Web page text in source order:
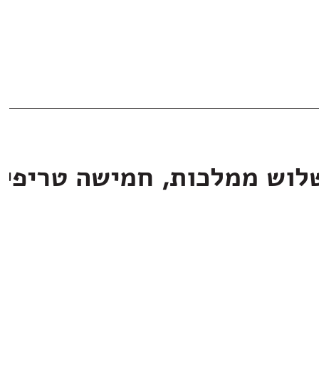
ממלכות, חמישה